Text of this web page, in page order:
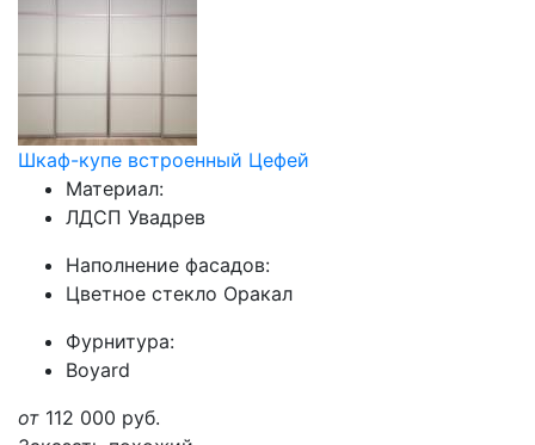
Шкаф-купе встроенный Цефей
Материал:
ЛДСП Увадрев
Наполнение фасадов:
Цветное стекло Оракал
Фурнитура:
Boyard
от 112 000 руб.